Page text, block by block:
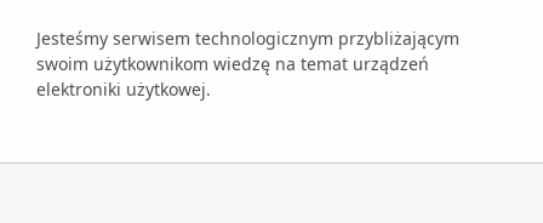
Jesteśmy serwisem technologicznym przybliżającym
swoim użytkownikom wiedzę na temat urządzeń
elektroniki użytkowej.